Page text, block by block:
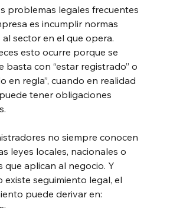
problemas legales frecuentes
es incumplir normas
sector en el que opera.
esto ocurre porque se
basta con “estar registrado” o
en regla”, cuando en realidad
tener obligaciones
no siempre conocen
leyes locales, nacionales o
que aplican al negocio. Y
existe seguimiento legal, el
puede derivar en: